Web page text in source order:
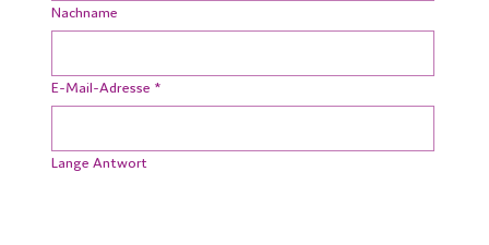
Nachname
E-Mail-Adresse *
Lange Antwort